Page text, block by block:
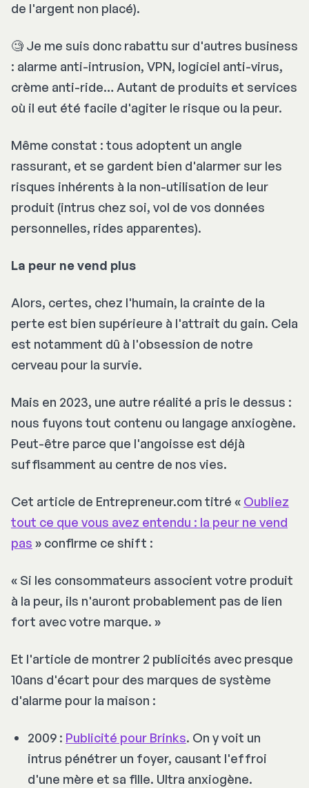
de l'argent non placé).
🧐 Je me suis donc rabattu sur d'autres business
: alarme anti-intrusion, VPN, logiciel anti-virus,
crème anti-ride… Autant de produits et services
où il eut été facile d'agiter le risque ou la peur.
Même constat : tous adoptent un angle
rassurant, et se gardent bien d'alarmer sur les
risques inhérents à la non-utilisation de leur
produit (intrus chez soi, vol de vos données
personnelles, rides apparentes).
La peur ne vend plus
Alors, certes, chez l'humain, la crainte de la
perte est bien supérieure à l'attrait du gain. Cela
est notamment dû à l'obsession de notre
cerveau pour la survie.
Mais en 2023, une autre réalité a pris le dessus :
nous fuyons tout contenu ou langage anxiogène.
Peut-être parce que l'angoisse est déjà
suffisamment au centre de nos vies.
Cet article de Entrepreneur.com titré « Oubliez
tout ce que vous avez entendu : la peur ne vend
pas » confirme ce shift :
« Si les consommateurs associent votre produit
à la peur, ils n'auront probablement pas de lien
fort avec votre marque. »
Et l'article de montrer 2 publicités avec presque
10ans d'écart pour des marques de système
d'alarme pour la maison :
2009 : Publicité pour Brinks. On y voit un
intrus pénétrer un foyer, causant l'effroi
d'une mère et sa fille. Ultra anxiogène.